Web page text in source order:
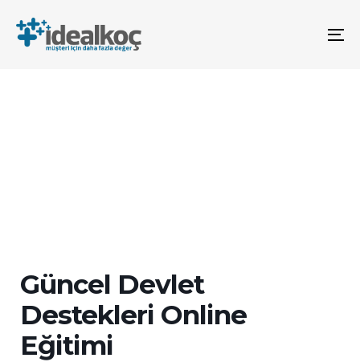
atla
gezinme
bölümüne
Güncel Devlet
Destekleri Online
Eğitimi